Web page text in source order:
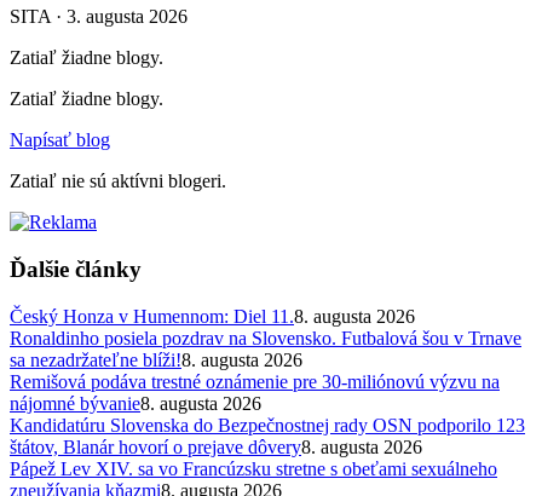
SITA · 3. augusta 2026
Zatiaľ žiadne blogy.
Zatiaľ žiadne blogy.
Napísať blog
Zatiaľ nie sú aktívni blogeri.
Ďalšie články
Český Honza v Humennom: Diel 11.8. augusta 2026
Ronaldinho posiela pozdrav na Slovensko. Futbalová šou v Trnave
sa nezadržateľne blíži!8. augusta 2026
Remišová podáva trestné oznámenie pre 30-miliónovú výzvu na
nájomné bývanie8. augusta 2026
Kandidatúru Slovenska do Bezpečnostnej rady OSN podporilo 123
štátov, Blanár hovorí o prejave dôvery8. augusta 2026
Pápež Lev XIV. sa vo Francúzsku stretne s obeťami sexuálneho
zneužívania kňazmi8. augusta 2026